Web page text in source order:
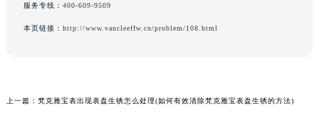
服务专线： 400-609-9509
本页链接： http://www.vancleeffw.cn/problem/108.html
上一篇： 梵克雅宝表出现表盘生锈怎么处理(如何有效清除梵克雅宝表盘生锈的方法)